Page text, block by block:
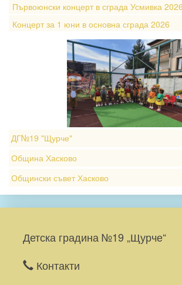
Първоюнски концерт в сграда Усмивка 2026
Концерт за 1 юни в основна сграда 2026
ДГ№19 "Щурче"
Община Хасково
Общински съвет Хасково
Детска градина №19 „Щурче“
Контакти